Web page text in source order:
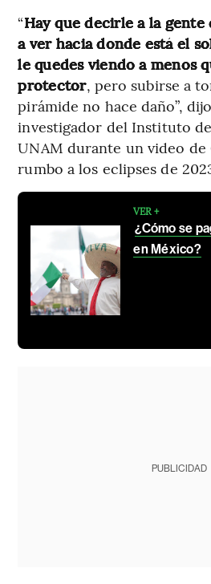
“Hay que decirle a la gente
a ver hacia donde está el
le quedes viendo a menos
protector, pero subirse a
pirámide no hace daño”,
investigador del Instituto
UNAM durante un video de
rumbo a los eclipses de
VER +
¿Cómo se
en México?
PUBLICIDAD